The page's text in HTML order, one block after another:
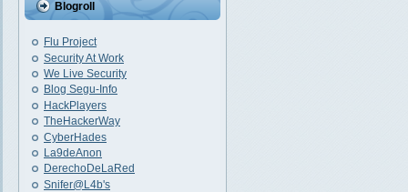
Blogroll
Flu Project
Security At Work
We Live Security
Blog Segu-Info
HackPlayers
TheHackerWay
CyberHades
La9deAnon
DerechoDeLaRed
Snifer@L4b's